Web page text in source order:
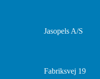
Jasopels A/S
Fabriksvej 19